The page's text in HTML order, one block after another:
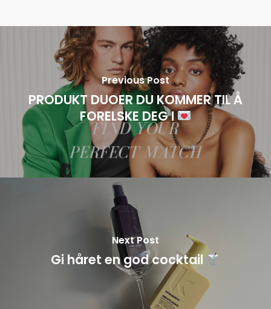
Previous Post
PRODUKT DUOER DU KOMMER TIL Å
FORELSKE DEG I
Next Post
Gi håret en god cocktail